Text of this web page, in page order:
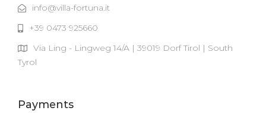
info@villa-fortuna.it
+39 0473 925660
Via Ling - Lingweg 14/A | 39019 Dorf Tirol | South
Tyrol
Payments